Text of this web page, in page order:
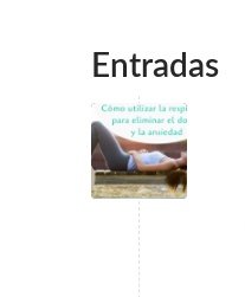
Entradas